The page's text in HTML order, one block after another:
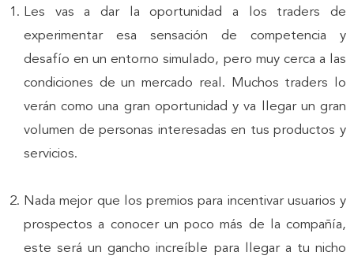
Les vas a dar la oportunidad a los traders de
experimentar esa sensación de competencia y
desafío en un entorno simulado, pero muy cerca a las
condiciones de un mercado real. Muchos traders lo
verán como una gran oportunidad y va llegar un gran
volumen de personas interesadas en tus productos y
servicios.
Nada mejor que los premios para incentivar usuarios y
prospectos a conocer un poco más de la compañía,
este será un gancho increíble para llegar a tu nicho